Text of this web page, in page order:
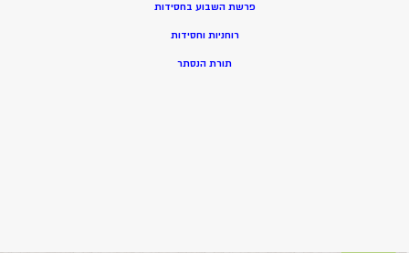
פרשת השבוע בחסידות
רוחניות וחסידות
תורת הנסתר